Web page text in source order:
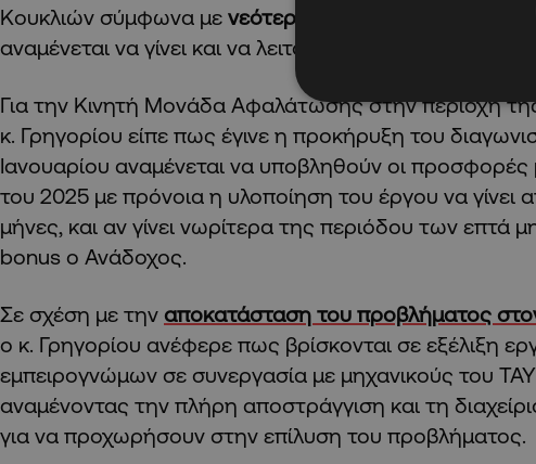
Κουκλιών σύμφωνα με νεότερη πληροφόρηση από
αναμένεται να γίνει και να λειτουργήσει εντός
Για την Κινητή Μονάδα Αφαλάτωσης στην περιοχή
κ. Γρηγορίου είπε πως έγινε η προκήρυξη του
Ιανουαρίου αναμένεται να υποβληθούν οι προσφορές
του 2025 με πρόνοια η υλοποίηση του έργου να γίνει
μήνες, και αν γίνει νωρίτερα της περιόδου των επτά
bonus ο Ανάδοχος.
Σε σχέση με την αποκατάσταση του προβλήματος
ο κ. Γρηγορίου ανέφερε πως βρίσκονται σε εξέλιξη
εμπειρογνώμων σε συνεργασία με μηχανικούς του
αναμένοντας την πλήρη αποστράγγιση και τη
για να προχωρήσουν στην επίλυση του προβλήματος.